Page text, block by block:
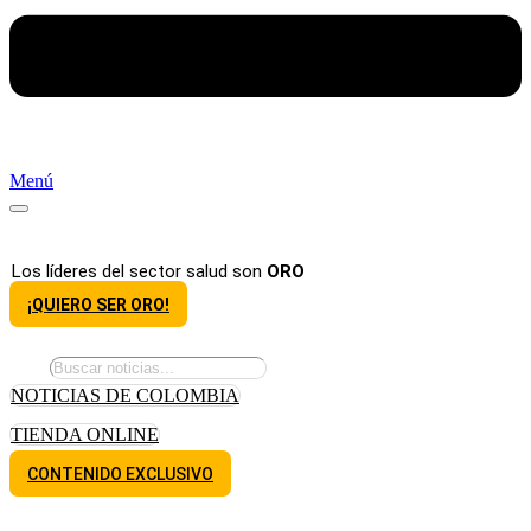
Menú
Los líderes del sector salud son ORO
¡QUIERO SER ORO!
NOTICIAS DE COLOMBIA
TIENDA ONLINE
CONTENIDO EXCLUSIVO